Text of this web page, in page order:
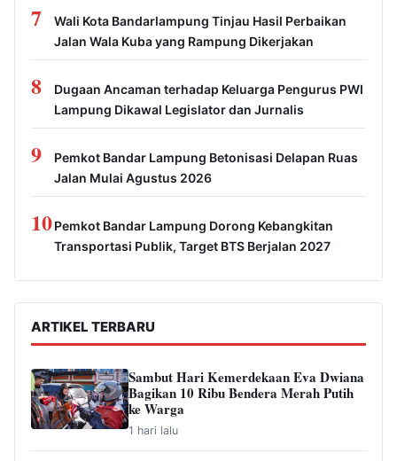
7
Wali Kota Bandarlampung Tinjau Hasil Perbaikan
Jalan Wala Kuba yang Rampung Dikerjakan
8
Dugaan Ancaman terhadap Keluarga Pengurus PWI
Lampung Dikawal Legislator dan Jurnalis
9
Pemkot Bandar Lampung Betonisasi Delapan Ruas
Jalan Mulai Agustus 2026
10Pemkot Bandar Lampung Dorong Kebangkitan
Transportasi Publik, Target BTS Berjalan 2027
ARTIKEL TERBARU
Sambut Hari Kemerdekaan Eva Dwiana
Bagikan 10 Ribu Bendera Merah Putih
ke Warga
1 hari lalu